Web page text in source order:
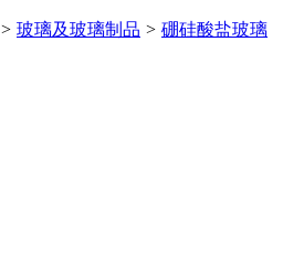
> 玻璃及玻璃制品 > 硼硅酸盐玻璃